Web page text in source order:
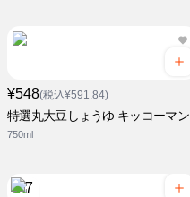
¥548(税込¥591.84)
特選丸大豆しょうゆ キッコーマン
750ml